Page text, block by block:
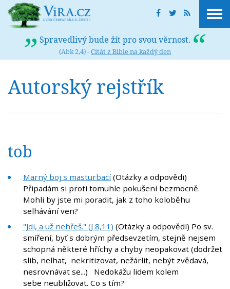
Spravedlivý bude žít pro svou věrnost.
(Abk 2,4) -Citát z Bible na každý den
Autorský rejstřík
tob
Marný boj s masturbací(Otázky a odpovědi)
Připadám si proti tomuhle pokušení bezmocně.
Mohli by jste mi poradit, jak z toho koloběhu
selhávání ven?
"Jdi, a už nehřeš." (J 8,11) (Otázky a odpovědi) Po sv.
smíření, byť s dobrým předsevzetím, stejně nejsem
schopná některé hříchy a chyby neopakovat (dodržet
slib, nelhat, nekritizovat, nežárlit, nebýt zvědavá,
nesrovnávat se...) Nedokážu lidem kolem
sebe neubližovat. Co s tím?